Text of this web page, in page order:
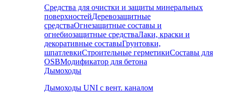
Средства для очистки и защиты минеральных
поверхностейДеревозащитные
средстваОгнезащитные составы и
огнебиозащитные средстваЛаки, краски и
декоративные составыГрунтовки,
шпатлевкиСтроительные герметикиСоставы для
OSBМодификатор для бетона
Дымоходы
Дымоходы UNI с вент. каналом